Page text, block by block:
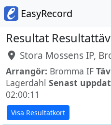
EasyRecord
Resultat
Stora Mossens IP,
Arrangör: Bromma IF
Lagerdahl Senast
02:00:11
Visa Resultatkort